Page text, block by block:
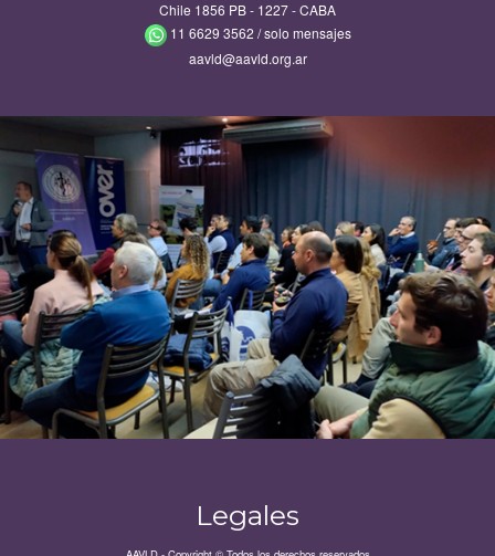
Chile 1856 PB - 1227 - CABA
11 6629 3562 / solo mensajes
aavld@aavld.org.ar
Legales